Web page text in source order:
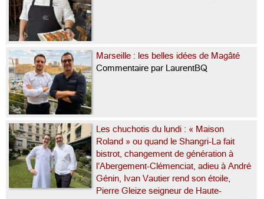
Marseille : les belles idées de Magâté
Commentaire par LaurentBQ
Les chuchotis du lundi : « Maison
Roland » ou quand le Shangri-La fait
bistrot, changement de génération à
l’Abergement-Clémenciat, adieu à André
Génin, Ivan Vautier rend son étoile,
Pierre Gleize seigneur de Haute-